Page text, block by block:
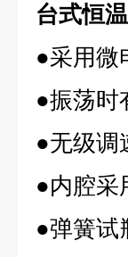
台式恒
●采用微
●振荡时
●无级调
●内腔采
●弹簧试